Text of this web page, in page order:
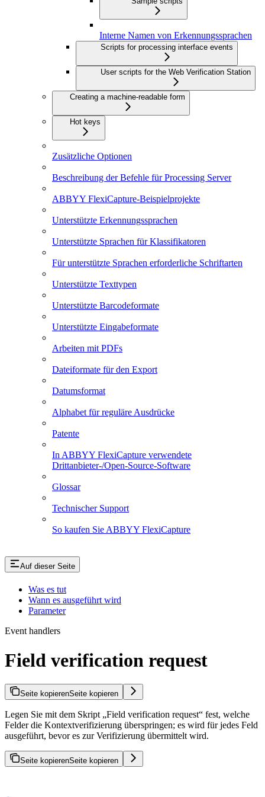
Interne Namen von Erkennungssprachen
Scripts for processing interface events
User scripts for the Web Verification Station
Creating a machine-readable form
Hot keys
Zusätzliche Optionen
Beschreibung der Befehle für Processing Server
ABBYY FlexiCapture-Beispielprojekte
Unterstützte Erkennungssprachen
Unterstützte Sprachen für Klassifikatoren
Für unterstützte Sprachen erforderliche Schriftarten
Unterstützte Texttypen
Unterstützte Barcodeformate
Unterstützte Eingabeformate
Arbeiten mit PDFs
Dateiformate für den Export
Datumsformat
Alphabet für reguläre Ausdrücke
Patente
In ABBYY FlexiCapture verwendete
Drittanbieter-/Open-Source-Software
Glossar
Technischer Support
So kaufen Sie ABBYY FlexiCapture
Auf dieser Seite
Was es tut
Wann es ausgeführt wird
Parameter
Event handlers
Field verification request
Seite kopierenSeite kopieren
Legen Sie mit dem Skript „Field verification request“ fest, welche
Felder die Kontextverifizierung überspringen; es wird für jedes Feld
ausgeführt, bevor es zur Verifizierung übermittelt wird.
Seite kopierenSeite kopieren